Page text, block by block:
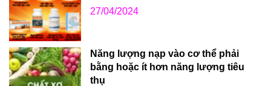
27/04/2024
Năng lượng nạp vào cơ thể phải
bằng hoặc ít hơn năng lượng tiêu
thụ